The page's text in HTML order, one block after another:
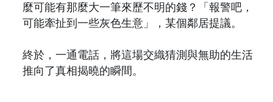
麼可能有那麼大一筆來歷不明的錢？「報警吧，
可能牽扯到一些灰色生意」，某個鄰居提議。
終於，一通電話，將這場交織猜測與無助的生活
推向了真相揭曉的瞬間。